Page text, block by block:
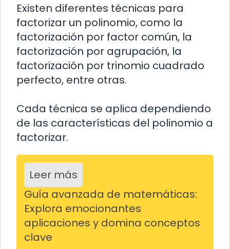
Existen diferentes técnicas para
factorizar un polinomio, como la
factorización por factor común, la
factorización por agrupación, la
factorización por trinomio cuadrado
perfecto, entre otras.
Cada técnica se aplica dependiendo
de las características del polinomio a
factorizar.
Leer más
Guía avanzada de matemáticas:
Explora emocionantes
aplicaciones y domina conceptos
clave